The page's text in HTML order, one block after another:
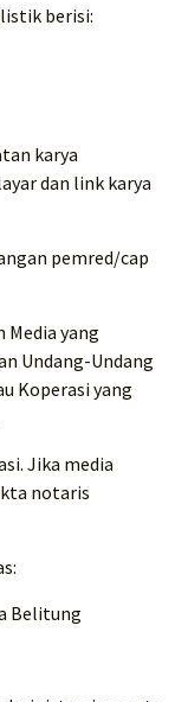
berisi:
karya
dan link karya
pemred/cap
Media yang
Undang-Undang
Koperasi yang
Jika media
notaris
Belitung